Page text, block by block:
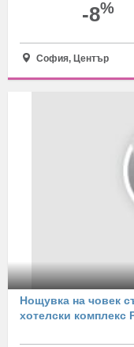
-8%
София, Център
Нощувка на човек
хотелски комплекс